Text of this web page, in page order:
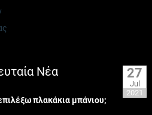
Νέα 27
Jul
2021
πλακάκια μπάνιου;